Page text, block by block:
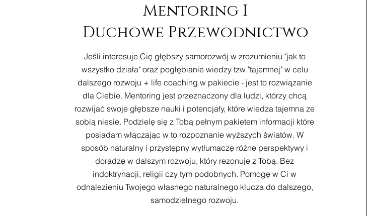
Mentoring I
Duchowe Przewodnictwo
Jeśli interesuje Cię głębszy samorozwój w zrozumieniu "jak to
wszystko działa" oraz pogłębianie wiedzy tzw."tajemnej" w celu
dalszego rozwoju + life coaching w pakiecie - jest to rozwiązanie
dla Ciebie. Mentoring jest przeznaczony dla ludzi, którzy chcą
rozwijać swoje głębsze nauki i potencjały, które wiedza tajemna ze
sobią niesie. Podzielę się z Tobą pełnym pakietem informacji które
posiadam włączając w to rozpoznanie wyższych światów. W
sposób naturalny i przystępny wytłumaczę różne perspektywy i
doradzę w dalszym rozwoju, który rezonuje z Tobą. Bez
indoktrynacji, religii czy tym podobnych. Pomogę w Ci w
odnalezieniu Twojego własnego naturalnego klucza do dalszego,
samodzielnego rozwoju.